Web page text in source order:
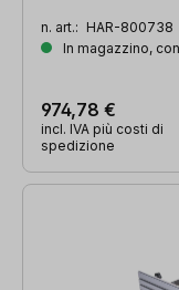
n. art.: HAR-800738
In magazzino,
974,78 €
incl. IVA più costi di
spedizione